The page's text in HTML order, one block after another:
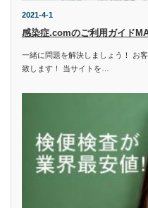
2021-4-1
感染症.comのご利用ガイド
一緒に問題を解決しましょう！ お
致します！ 当サイトを…